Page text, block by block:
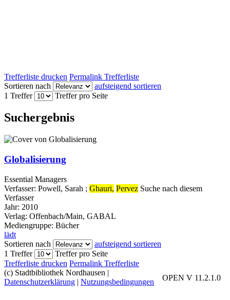
Trefferliste drucken Permalink Trefferliste
Sortieren nach
aufsteigend sortieren
1 Treffer
Treffer pro Seite
Suchergebnis
Globalisierung
Essential Managers
Verfasser: Powell, Sarah ; Ghauri, Pervez Suche nach diesem
Verfasser
Jahr: 2010
Verlag: Offenbach/Main, GABAL
Mediengruppe: Bücher
lädt
Sortieren nach
aufsteigend sortieren
1 Treffer
Treffer pro Seite
Trefferliste drucken Permalink Trefferliste
OPEN V 11.2.1.0
(c) Stadtbibliothek Nordhausen |
Datenschutzerklärung | Nutzungsbedingungen